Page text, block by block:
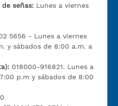
señas: Lunes a viernes
5656 - Lunes a viernes
y sábados de 8:00 a.m. a
018000-916821. Lunes a
p.m y sábados de 8:00